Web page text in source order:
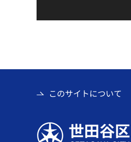
このサイトについて
世田谷区